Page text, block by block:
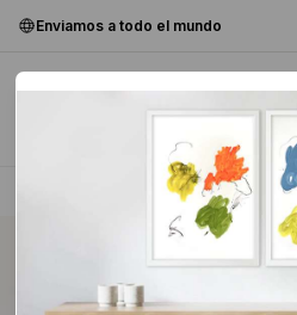
Enviamos a todo el mundo
Madera >